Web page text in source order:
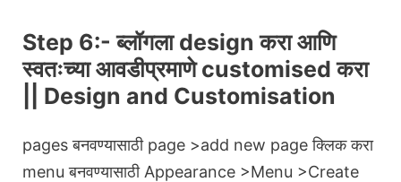
Step 6:- ब्लॉगला design करा आणि
स्वतःच्या आवडीप्रमाणे customised करा
|| Design and Customisation
pages बनवण्यासाठी page >add new page क्लिक करा
menu बनवण्यासाठी Appearance >Menu >Create